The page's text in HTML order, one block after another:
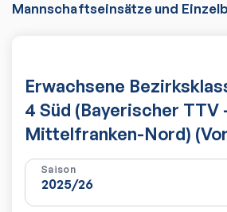
Mannschaftseinsätze und
Erwachsene
4 Süd (Bayerischer TTV
Mittelfranken-Nord)
Saison